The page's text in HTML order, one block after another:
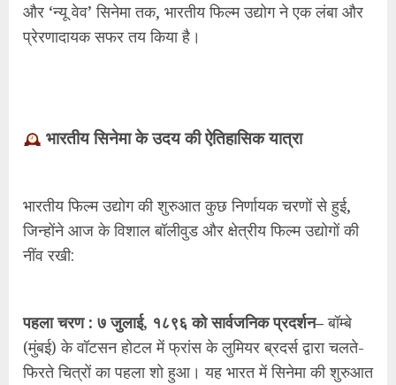
और ‘न्यू वेव’ सिनेमा तक, भारतीय फिल्म उद्योग ने एक लंबा और
प्रेरणादायक सफर तय किया है।
भारतीय सिनेमा के उदय की ऐतिहासिक यात्रा
भारतीय फिल्म उद्योग की शुरुआत कुछ निर्णायक चरणों से हुई,
जिन्होंने आज के विशाल बॉलीवुड और क्षेत्रीय फिल्म उद्योगों की
नींव रखी:
पहला चरण : ७ जुलाई, १८९६ को सार्वजनिक प्रदर्शन–बॉम्बे
(मुंबई) के वॉटसन होटल में फ्रांस के लुमियर ब्रदर्स द्वारा चलते-
फिरते चित्रों का पहला शो हुआ। यह भारत में सिनेमा की शुरुआत